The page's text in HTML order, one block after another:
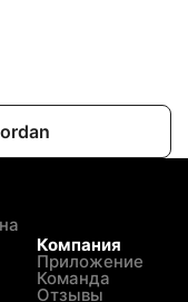
Компания
Приложение
Команда
Отзывы